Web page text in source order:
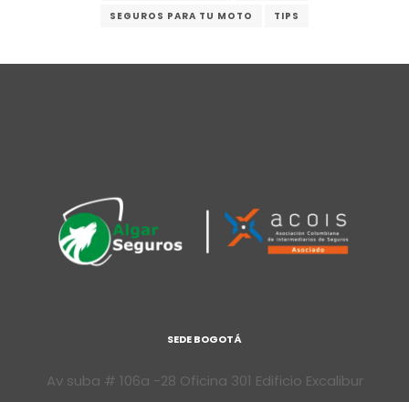
SEGUROS PARA TU MOTO
TIPS
SEDE BOGOTÁ
Av suba # 106a -28 Oficina 301 Edificio Excalibur